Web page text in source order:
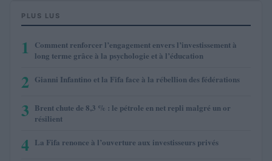
PLUS LUS
1
Comment renforcer l’engagement envers l’investissement à
long terme grâce à la psychologie et à l’éducation
2 Gianni Infantino et la Fifa face à la rébellion des fédérations
3 Brent chute de 8,3 % : le pétrole en net repli malgré un or
résilient
4 La Fifa renonce à l’ouverture aux investisseurs privés